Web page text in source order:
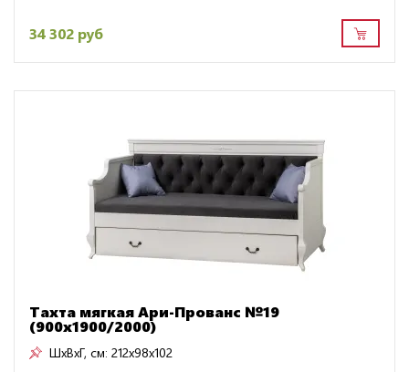
34 302 руб
Тахта мягкая Ари-Прованс №19
(900х1900/2000)
ШxВxГ, см: 212x98x102